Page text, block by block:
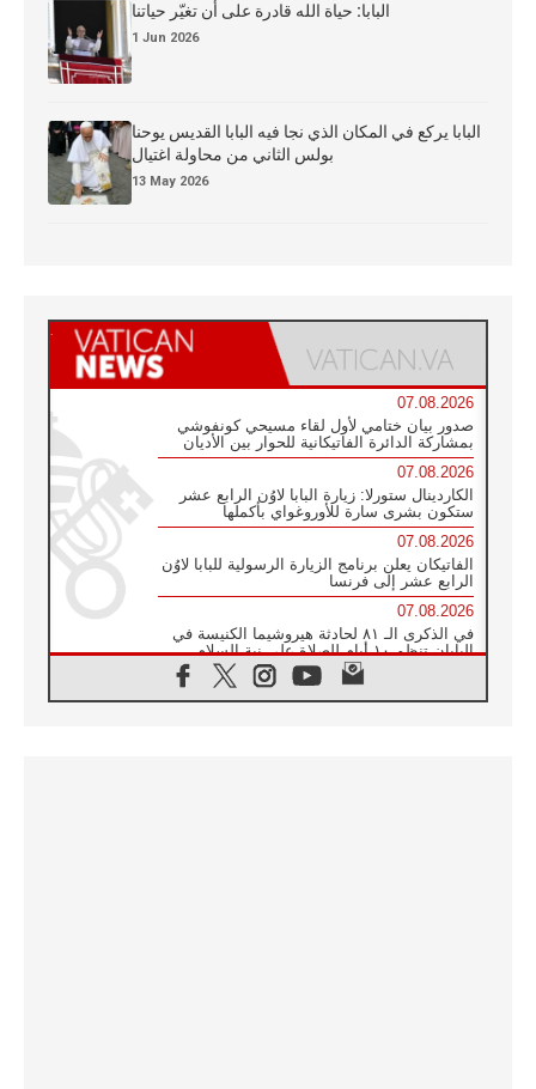
البابا: حياة الله قادرة على أن تغيّر حياتنا
1 Jun 2026
البابا يركع في المكان الذي نجا فيه البابا القديس يوحنا
بولس الثاني من محاولة اغتيال
13 May 2026
07.08.2026
صدور بيان ختامي لأول لقاء مسيحي كونفوشي
بمشاركة الدائرة الفاتيكانية للحوار بين الأديان
07.08.2026
الكاردينال ستورلا: زيارة البابا لاوُن الرابع عشر
ستكون بشرى سارة للأوروغواي بأكملها
07.08.2026
الفاتيكان يعلن برنامج الزيارة الرسولية للبابا لاوُن
الرابع عشر إلى فرنسا
07.08.2026
في الذكرى الـ ٨١ لحادثة هيروشيما الكنيسة في
اليابان تنظم ١٠ أيام للصلاة على نية السلام
الكنيسة في الأوروغواي: زيارة البابا ستعزز